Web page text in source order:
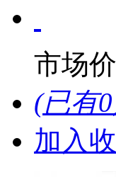
市场价
(已有
加入